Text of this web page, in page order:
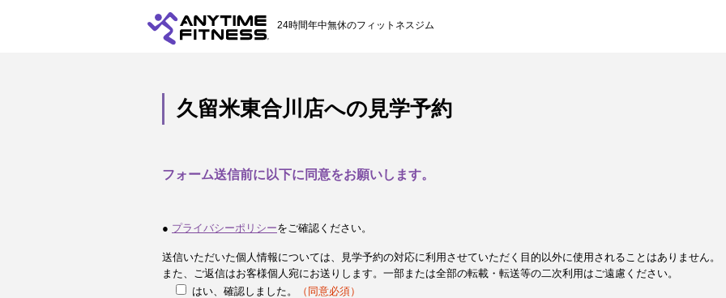
24時間年中無休のフィットネスジム
久留米東合川店への見学予約
フォーム送信前に以下に同意をお願いします。
● プライバシーポリシーをご確認ください。
送信いただいた個人情報については、見学予約の対応に利用させていただく目的以外に使用されることはありません。
また、ご返信はお客様個人宛にお送りします。一部または全部の転載・転送等の二次利用はご遠慮ください。
はい、確認しました。
（同意必須）